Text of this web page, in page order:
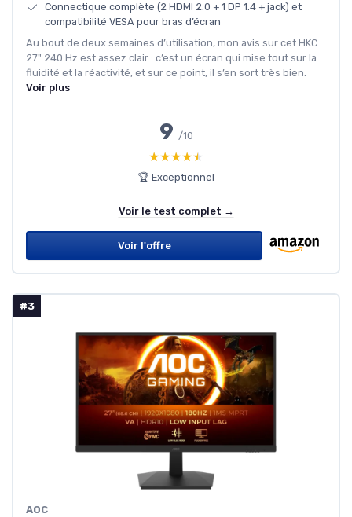
Connectique complète (2 HDMI 2.0 + 1 DP 1.4 + jack) et
compatibilité VESA pour bras d’écran
Au bout de deux semaines d’utilisation, mon avis sur cet HKC
27" 240 Hz est assez clair : c’est un écran qui mise tout sur la
fluidité et la réactivité, et sur ce point, il s’en sort très bien.
Voir plus
9 /10
★★★★★
★★★★★
🏆 Exceptionnel
Voir le test complet →
Voir l'offre
#3
‎AOC